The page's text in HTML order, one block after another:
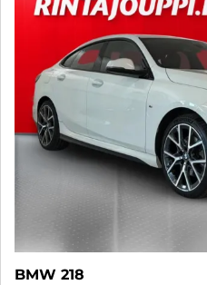
BMW 218